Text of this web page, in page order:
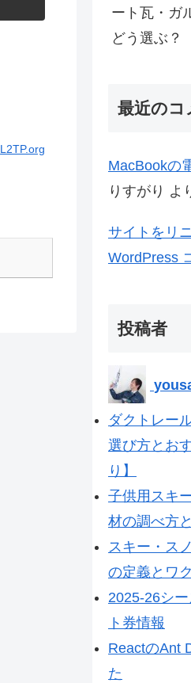
L2TP.org
ート瓦・ガ
どう選ぶ？
最近のコ
MacBookの
りすがり よ
サイトをリ
WordPress
投稿者
ダクトレー
選び方とお
り】
子供用スキ
材の調べ方
スキー・ス
の定義とワ
2025-26シ
ト券情報
ReactのAnt
た